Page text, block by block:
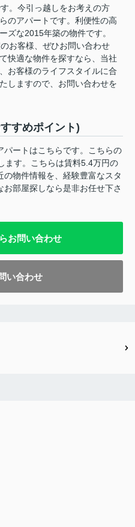
。今引っ越しをお考えの方
のアパートです。利便性の高
ズな2015年築の物件です。
お客様、ぜひお問い合わせ
快適な物件を探すなら、当社
お客様のライフスタイルに合
しますので、お問い合わせを
すめポイント)
ートはこちらです。こちらの
ます。こちらは賃料5.4万円の
物件情報を、経験豊富なスタ
部屋探しなら是非お任せ下さ
お問い合わせ
い合わせ